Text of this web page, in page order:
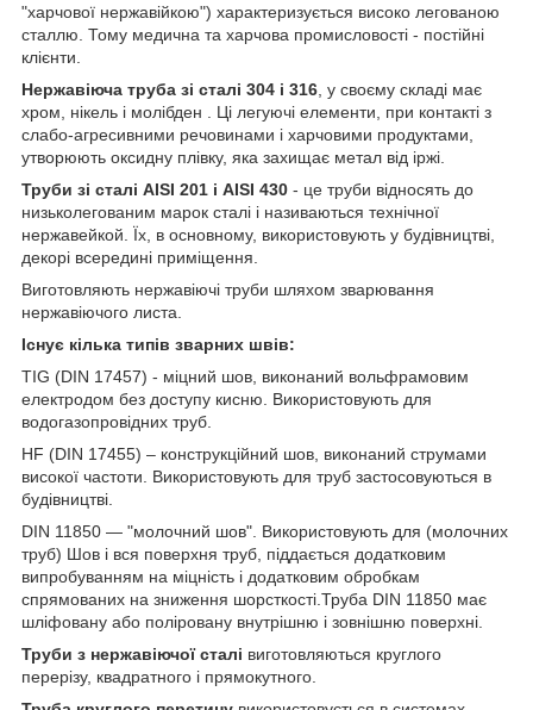
"харчової нержавійкою") характеризується високо легованою
сталлю. Тому медична та харчова промисловості - постійні
клієнти.
Нержавіюча труба зі сталі 304 і 316 , у своєму складі має
хром, нікель і молібден . Ці легуючі елементи, при контакті з
слабо-агресивними речовинами і харчовими продуктами,
утворюють оксидну плівку, яка захищає метал від іржі.
Труби зі сталі AISI 201 і AISI 430 - це труби відносять до
низьколегованим марок сталі і називаються технічної
нержавейкой. Їх, в основному, використовують у будівництві,
декорі всередині приміщення.
Виготовляють нержавіючі труби шляхом зварювання
нержавіючого листа.
Існує кілька типів зварних швів:
TIG (DIN 17457) - міцний шов, виконаний вольфрамовим
електродом без доступу кисню. Використовують для
водогазопровідних труб.
HF (DIN 17455) – конструкційний шов, виконаний струмами
високої частоти. Використовують для труб застосовуються в
будівництві.
DIN 11850 ― "молочний шов". Використовують для (молочних
труб) Шов і вся поверхня труб, піддається додатковим
випробуванням на міцність і додатковим обробкам
спрямованих на зниження шорсткості.Труба DIN 11850 має
шліфовану або поліровану внутрішню і зовнішню поверхні.
Труби з нержавіючої сталі виготовляються круглого
перерізу, квадратного і прямокутного.